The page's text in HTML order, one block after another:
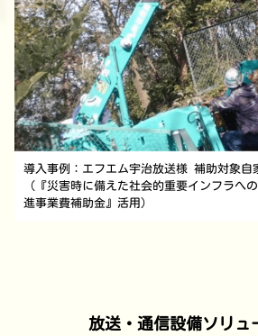
導入事例：エフエム宇治放送様 補助対象自
（『災害時に備えた社会的重要インフラへ
進事業費補助金』活用）
放送・通信設備ソリュ